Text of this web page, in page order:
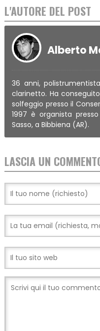
L'AUTORE DEL POST
Alberto
36 anni,
clarinetto. Ha
solfeggio presso il
1997 è organista
Sasso, a Bibbiena (AR).
LASCIA UN